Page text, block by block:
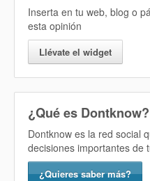
Inserta en tu web, blog o
esta opinión
Llévate el widget
¿Qué es Dontknow?
Dontknow es la red social
decisiones importantes de
¿Quieres saber más?